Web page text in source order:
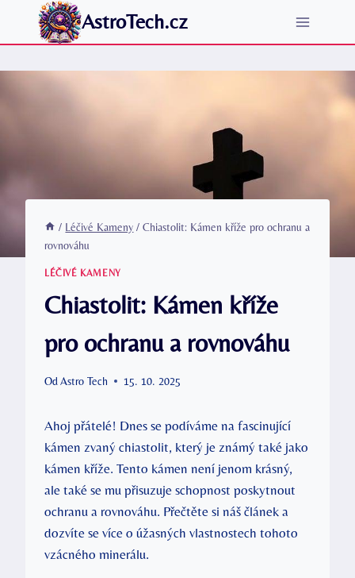
Přeskočit
AstroTech.cz
/ Léčivé Kameny / Chiastolit: Kámen kříže pro ochranu a
rovnováhu
LÉČIVÉ KAMENY
Chiastolit: Kámen kříže
pro ochranu a rovnováhu
Od Astro Tech 15. 10. 2025
Ahoj přátelé! Dnes se podíváme na fascinující
kámen zvaný chiastolit, který je známý také jako
kámen kříže. Tento kámen není jenom krásný,
ale také se mu přisuzuje schopnost poskytnout
ochranu a rovnováhu. Přečtěte si náš článek a
dozvíte se více o úžasných vlastnostech tohoto
vzácného minerálu.